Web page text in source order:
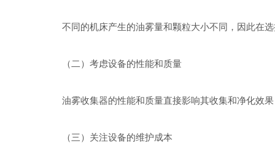
不同的机床产生的油雾量和颗粒大小不同，因此在选
（二）考虑设备的性能和质量
油雾收集器的性能和质量直接影响其收集和净化效果
（三）关注设备的维护成本